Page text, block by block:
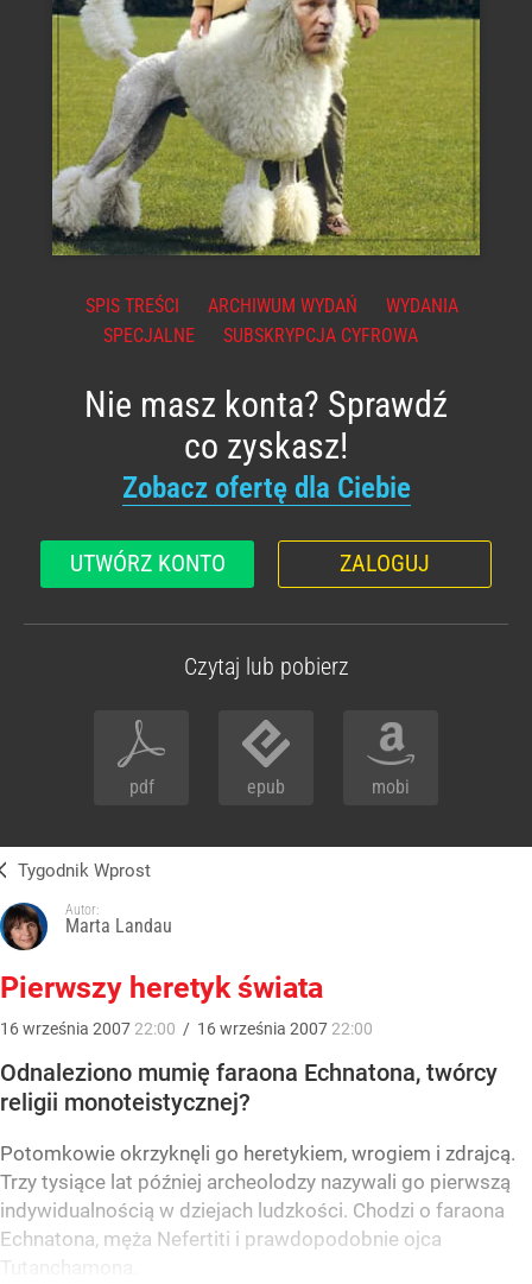
SPIS TREŚCI ARCHIWUM WYDAŃ
WYDANIA
SPECJALNE
SUBSKRYPCJA CYFROWA
Nie masz konta? Sprawdź
co zyskasz!
Zobacz ofertę dla Ciebie
UTWÓRZ KONTO ZALOGUJ
Czytaj lub pobierz
pdf epub mobi
Tygodnik Wprost
Autor:
Marta Landau
Pierwszy heretyk świata
16września 2007 22:00 / 16września 2007 22:00
Odnaleziono mumię faraona Echnatona, twórcy
religii monoteistycznej?
Potomkowie okrzyknęli go heretykiem, wrogiem i zdrajcą.
Trzy tysiące lat później archeolodzy nazywali go pierwszą
indywidualnością w dziejach ludzkości. Chodzi o faraona
Echnatona, męża Nefertiti i prawdopodobnie ojca
Tutanchamona.